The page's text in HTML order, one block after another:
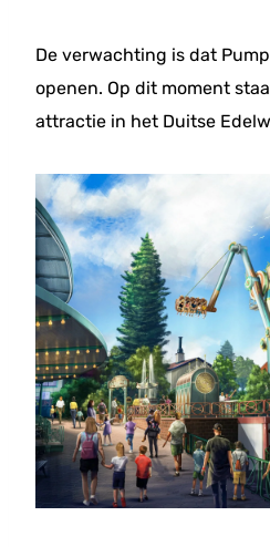
De verwachting is dat
openen. Op dit moment
attractie in het Duitse